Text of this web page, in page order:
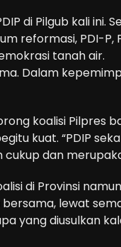
di Pilgub kali ini.
reformasi, PDI-P,
tanah air.
Dalam
koalisi Pilpres
kuat. “PDIP
dan
di Provinsi
lewat
yang diusulkan